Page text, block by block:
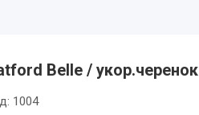
Belle / укор.черенок
1004